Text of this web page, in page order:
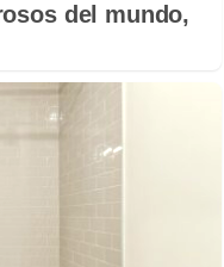
del mundo,